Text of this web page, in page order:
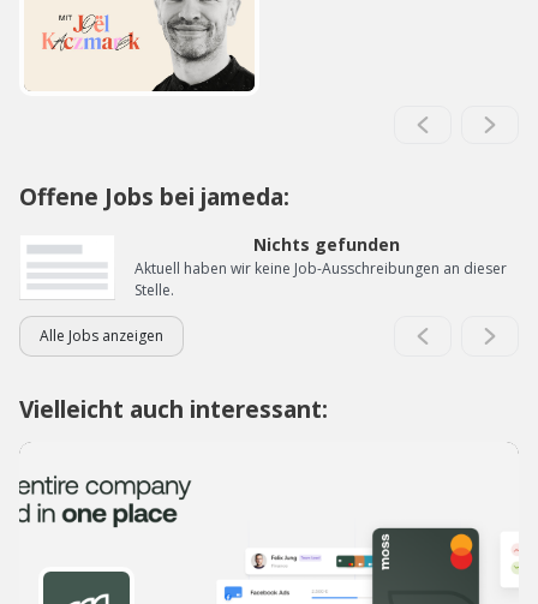
Offene Jobs bei jameda:
Nichts gefunden
Aktuell haben wir keine Job-Ausschreibungen an dieser
Stelle.
Alle Jobs anzeigen
Vielleicht auch interessant: